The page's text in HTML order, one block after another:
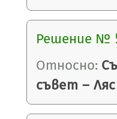
Решение №
Относно:
съвет –